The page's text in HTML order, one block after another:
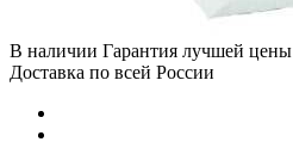
В наличии Гарантия лучшей цены
Доставка по всей России